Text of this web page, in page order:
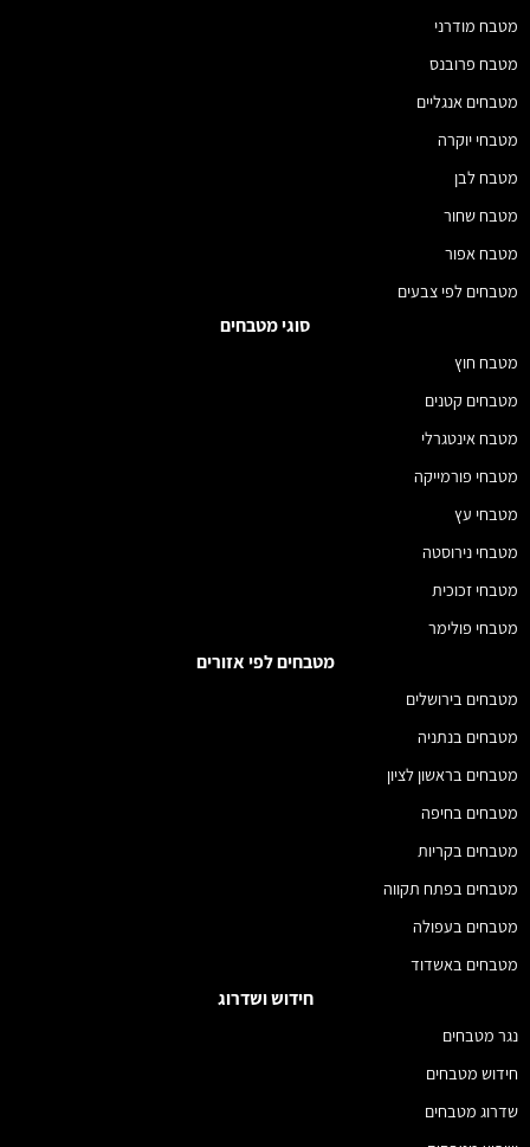
מטבח מודרני
מטבח פרובנס
מטבחים אנגליים
מטבחי יוקרה
מטבח לבן
מטבח שחור
מטבח אפור
מטבחים לפי צבעים
סוגי מטבחים
מטבח חוץ
מטבחים קטנים
מטבח אינטגרלי
מטבחי פורמייקה
מטבחי עץ
מטבחי נירוסטה
מטבחי זכוכית
מטבחי פולימר
מטבחים לפי אזורים
מטבחים בירושלים
מטבחים בנתניה
מטבחים בראשון לציון
מטבחים בחיפה
מטבחים בקריות
מטבחים בפתח תקווה
מטבחים בעפולה
מטבחים באשדוד
חידוש ושדרוג
נגר מטבחים
חידוש מטבחים
שדרוג מטבחים